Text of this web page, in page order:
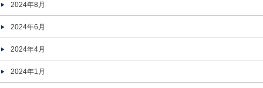
2024年8月
2024年6月
2024年4月
2024年1月